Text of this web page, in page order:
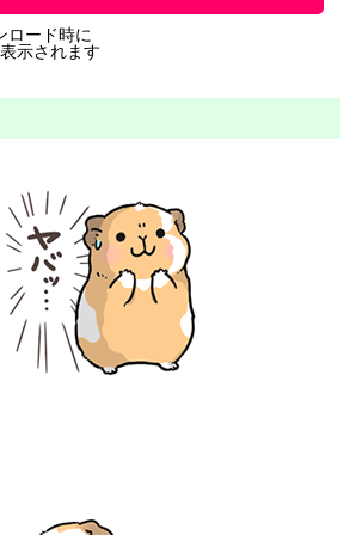
ロード時に
示されます